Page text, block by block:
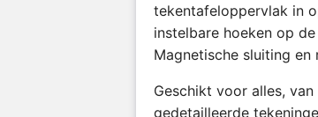
tekentafeloppervlak in
instelbare hoeken op
Magnetische sluiting
Geschikt voor alles,
gedetailleerde